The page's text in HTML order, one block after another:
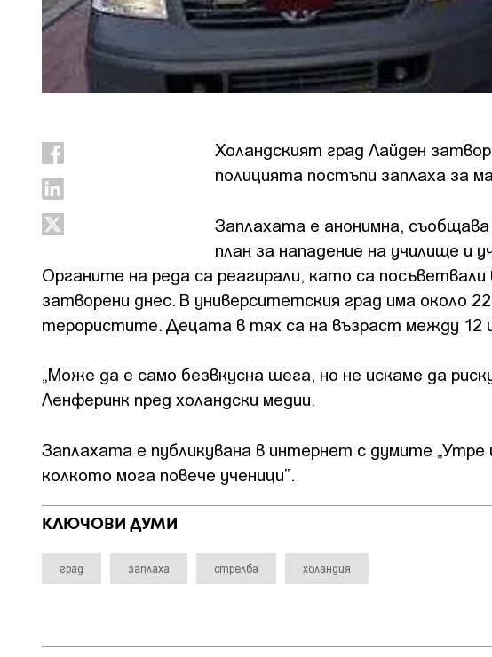
Холандският град Лайден
полицията постъпи заплаха за
Заплахата е анонимна,
план за нападение на училище и
Органите на реда са реагирали, като са
затворени днес. В университетския град има около
терористите. Децата в тях са на възраст между 12
„Може да е само безвкусна шега, но не искаме да
Ленферинк пред холандски медии.
Заплахата е публикувана в интернет с думите
колкото мога повече ученици”.
КЛЮЧОВИ ДУМИ
град заплаха стрелба холандия